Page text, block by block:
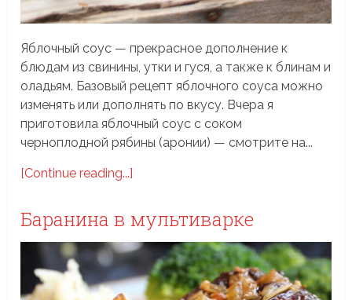
Яблочный соус — прекрасное дополнение к
блюдам из свинины, утки и гуся, а также к блинам и
оладьям. Базовый рецепт яблочного соуса можно
изменять или дополнять по вкусу. Вчера я
приготовила яблочный соус с соком
черноплодной рябины (аронии) — смотрите на...
[Continue reading...]
Баранина в мультиварке